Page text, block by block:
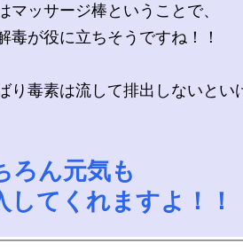
マッサージ棒ということで、
毒が役に立ちそうですね！！
り毒素は流して排出しないとい
ろん元気も
してくれますよ！！